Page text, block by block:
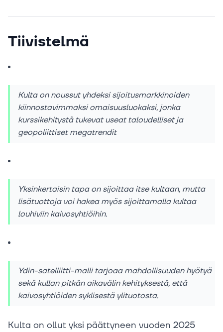
Tiivistelmä
Kulta on noussut yhdeksi sijoitusmarkkinoiden
kiinnostavimmaksi omaisuusluokaksi, jonka
kurssikehitystä tukevat useat taloudelliset ja
geopoliittiset megatrendit
Yksinkertaisin tapa on sijoittaa itse kultaan, mutta
lisätuottoja voi hakea myös sijoittamalla kultaa
louhiviin kaivosyhtiöihin.
Ydin-satelliitti-malli tarjoaa mahdollisuuden hyötyä
sekä kullan pitkän aikavälin kehityksestä, että
kaivosyhtiöiden syklisestä ylituotosta.
Kulta on ollut yksi päättyneen vuoden 2025